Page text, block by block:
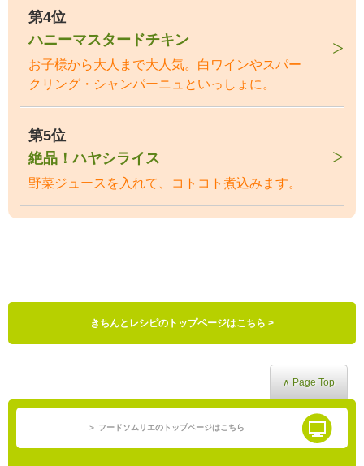
第4位
ハニーマスタードチキン
お子様から大人まで大人気。白ワインやスパー
クリング・シャンパーニュといっしょに。
第5位
絶品！ハヤシライス
野菜ジュースを入れて、コトコト煮込みます。
きちんとレシピのトップページはこちら >
∧ Page Top
＞ フードソムリエのトップページはこちら